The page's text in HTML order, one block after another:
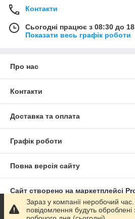
Контакти
Сьогодні працює з 08:30 до
Показати весь графік роботи
Про нас
Контакти
Доставка та оплата
Графік роботи
Повна версія сайту
Сайт створено на маркетплейсі
Політика конфіденційності
Зараз у компанії неробочий
повідомлення будуть